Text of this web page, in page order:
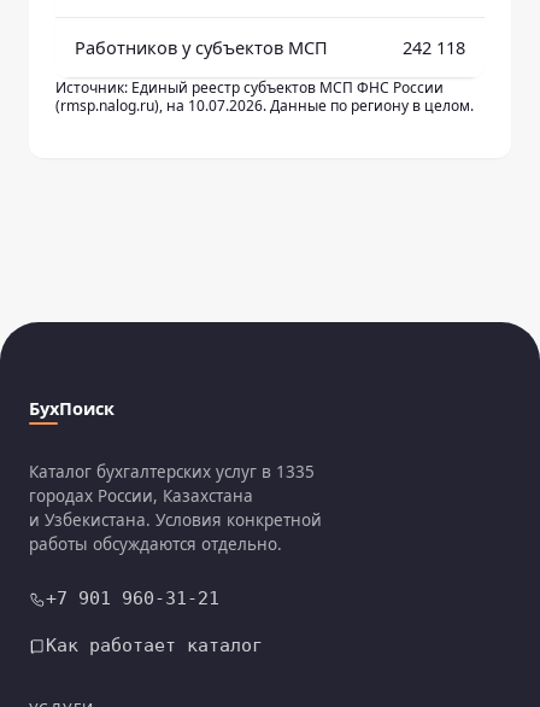
Работников у субъектов МСП 242 118
Источник: Единый реестр субъектов МСП ФНС России
(rmsp.nalog.ru), на 10.07.2026. Данные по региону в целом.
БухПоиск
Каталог бухгалтерских услуг в 1335
городах России, Казахстана
и Узбекистана. Условия конкретной
работы обсуждаются отдельно.
+7 901 960-31-21
Как работает каталог